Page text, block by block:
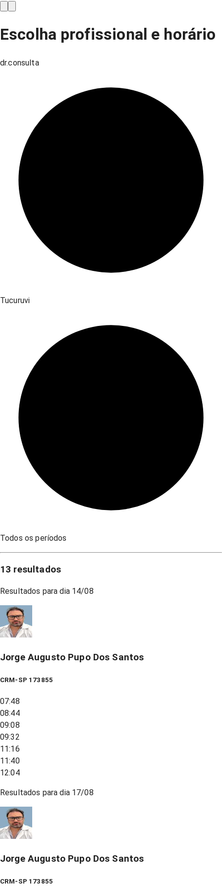
Escolha profissional e horário
dr.consulta
Tucuruvi
Todos os períodos
13 resultados
Resultados para dia 14/08
Jorge Augusto Pupo Dos Santos
CRM-SP 173855
07:48
08:44
09:08
09:32
11:16
11:40
12:04
Resultados para dia 17/08
Jorge Augusto Pupo Dos Santos
CRM-SP 173855